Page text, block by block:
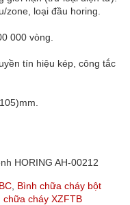
zone, loại đầu horing.
000 vòng.
tín hiệu kép, công tắc
HORING AH-00212
Bình chữa cháy bột
chữa cháy XZFTB